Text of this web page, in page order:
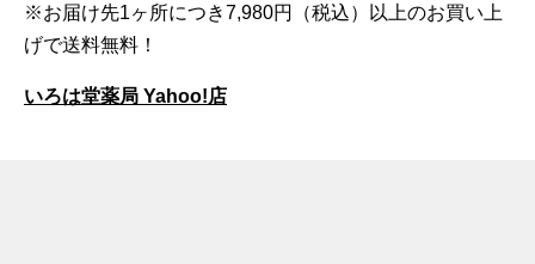
※お届け先1ヶ所につき7,980円（税込）以上のお買い上
げで送料無料！
いろは堂薬局 Yahoo!店